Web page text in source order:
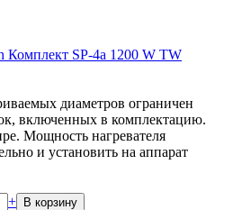
Комплект SP-4a 1200 W TW
диаметров ограничен
включенных в комплектацию.
Мощность нагревателя
и установить на аппарат
+ В корзину